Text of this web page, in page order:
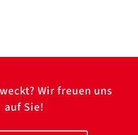
Wir freuen uns
auf Sie!